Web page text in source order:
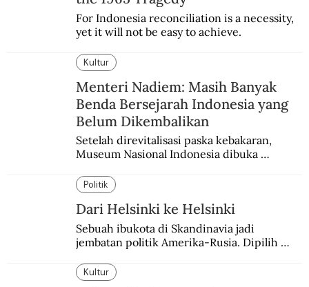
For Indonesia reconciliation is a necessity,
yet it will not be easy to achieve.
Kultur
Menteri Nadiem: Masih Banyak
Benda Bersejarah Indonesia yang
Belum Dikembalikan
Setelah direvitalisasi paska kebakaran,
Museum Nasional Indonesia dibuka
Pameran Repatriasi 2024.
Politik
Dari Helsinki ke Helsinki
Sebuah ibukota di Skandinavia jadi
jembatan politik Amerika-Rusia. Dipilih
Kultur